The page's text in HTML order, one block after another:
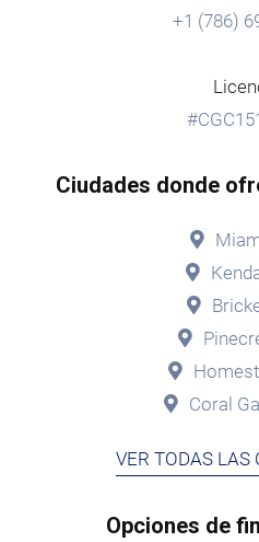
+1 (786)
Ciudades donde
Coral
VER TODAS LAS
Opciones de